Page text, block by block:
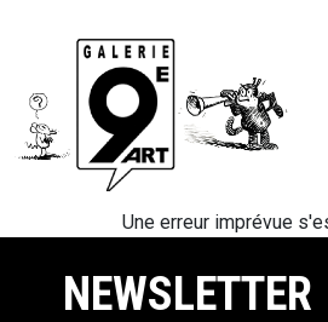
Une erreur imprévue
NEWSLETTER